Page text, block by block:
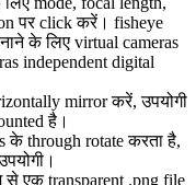
पर click करें। fisheye
के लिए virtual cameras
independent digital
mirror करें, उपयोगी
है।
के through rotate करता है,
से एक transparent .png file